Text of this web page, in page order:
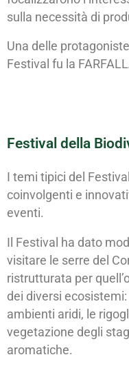
sulla necessità di
Una delle
Festival fu la
Festival della
I temi tipici del
coinvolgenti e
eventi.
Il Festival ha dato
visitare le serre del
ristrutturata per
dei diversi
ambienti aridi, le
vegetazione degli
aromatiche.